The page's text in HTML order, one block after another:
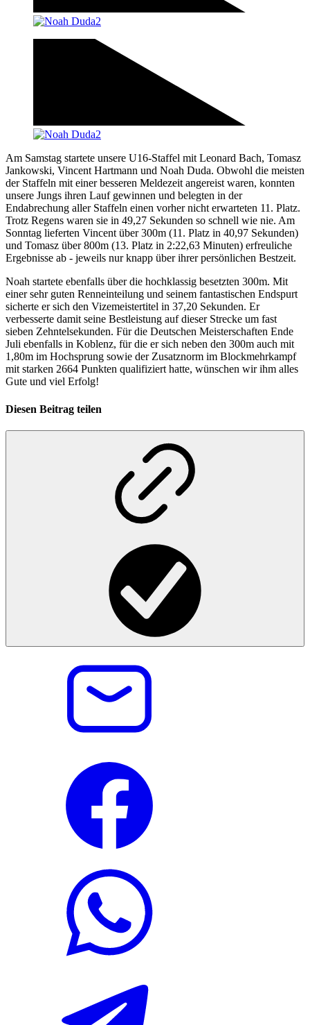
Am Samstag startete unsere U16-Staffel mit Leonard Bach, Tomasz
Jankowski, Vincent Hartmann und Noah Duda. Obwohl die meisten
der Staffeln mit einer besseren Meldezeit angereist waren, konnten
unsere Jungs ihren Lauf gewinnen und belegten in der
Endabrechung aller Staffeln einen vorher nicht erwarteten 11. Platz.
Trotz Regens waren sie in 49,27 Sekunden so schnell wie nie. Am
Sonntag lieferten Vincent über 300m (11. Platz in 40,97 Sekunden)
und Tomasz über 800m (13. Platz in 2:22,63 Minuten) erfreuliche
Ergebnisse ab - jeweils nur knapp über ihrer persönlichen Bestzeit.
Noah startete ebenfalls über die hochklassig besetzten 300m. Mit
einer sehr guten Renneinteilung und seinem fantastischen Endspurt
sicherte er sich den Vizemeistertitel in 37,20 Sekunden. Er
verbesserte damit seine Bestleistung auf dieser Strecke um fast
sieben Zehntelsekunden. Für die Deutschen Meisterschaften Ende
Juli ebenfalls in Koblenz, für die er sich neben den 300m auch mit
1,80m im Hochsprung sowie der Zusatznorm im Blockmehrkampf
mit starken 2664 Punkten qualifiziert hatte, wünschen wir ihm alles
Gute und viel Erfolg!
Diesen Beitrag teilen